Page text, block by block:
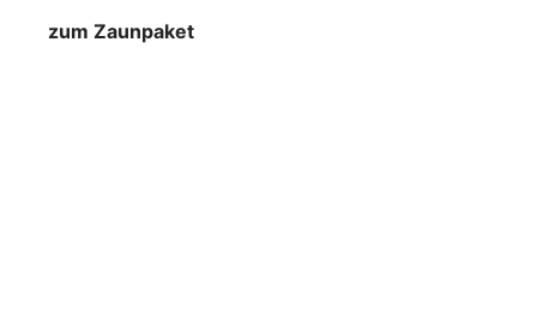
zum Zaunpaket